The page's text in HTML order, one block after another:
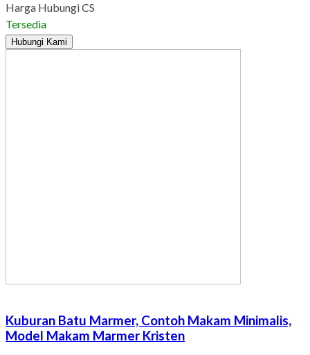
Harga Hubungi CS
Tersedia
Hubungi Kami
Kuburan Batu Marmer, Contoh Makam Minimalis,
Model Makam Marmer Kristen